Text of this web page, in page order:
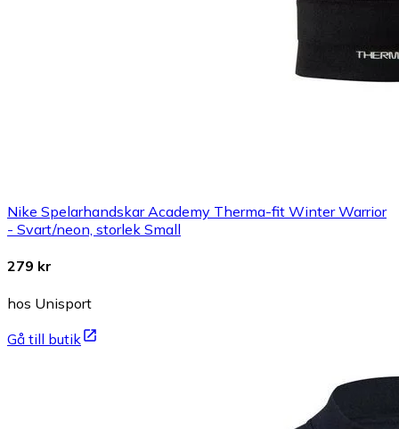
Nike Spelarhandskar Academy Therma-fit Winter Warrior
- Svart/neon, storlek Small
279 kr
hos Unisport
Gå till butik